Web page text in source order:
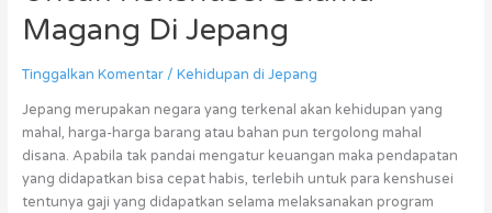
Magang Di Jepang
Tinggalkan Komentar / Kehidupan di Jepang
Jepang merupakan negara yang terkenal akan kehidupan yang
mahal, harga-harga barang atau bahan pun tergolong mahal
disana. Apabila tak pandai mengatur keuangan maka pendapatan
yang didapatkan bisa cepat habis, terlebih untuk para kenshusei
tentunya gaji yang didapatkan selama melaksanakan program